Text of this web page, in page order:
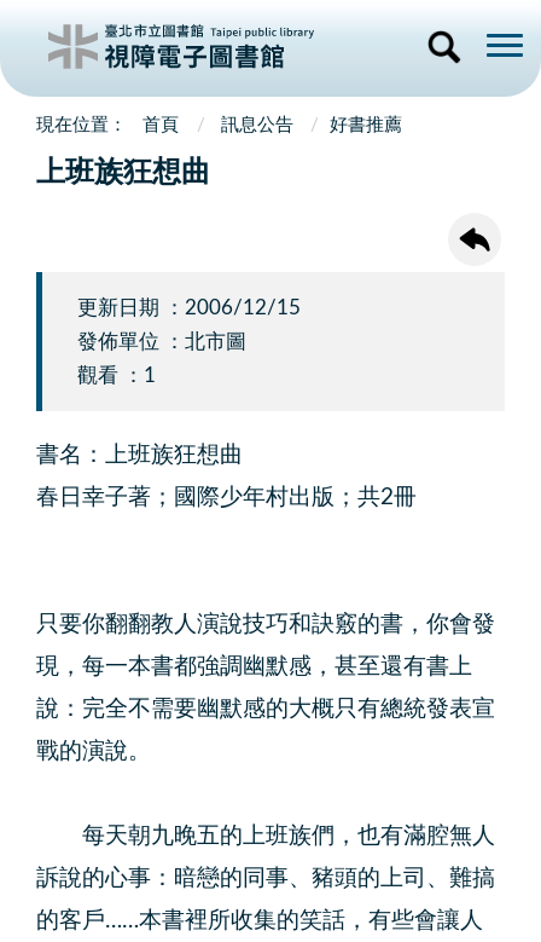
首頁 訊息公告 好書推薦
上班族狂想曲
更新日期 ：2006/12/15
發佈單位 ：北市圖
觀看 ：1
書名：上班族狂想曲
春日幸子著；國際少年村出版；共2冊
只要你翻翻教人演說技巧和訣竅的書，你會發
現，每一本書都強調幽默感，甚至還有書上
說：完全不需要幽默感的大概只有總統發表宣
戰的演說。
每天朝九晚五的上班族們，也有滿腔無人
訴說的心事：暗戀的同事、豬頭的上司、難搞
的客戶……本書裡所收集的笑話，有些會讓人